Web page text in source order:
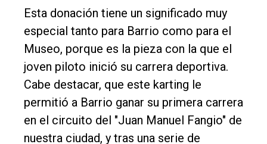
Esta donación tiene un significado muy
especial tanto para Barrio como para el
Museo, porque es la pieza con la que el
joven piloto inició su carrera deportiva.
Cabe destacar, que este karting le
permitió a Barrio ganar su primera carrera
en el circuito del "Juan Manuel Fangio" de
nuestra ciudad, y tras una serie de